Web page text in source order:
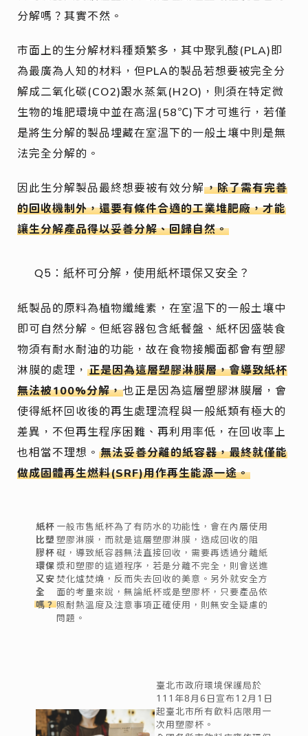
分解嗎？其實不然。
市面上的生分解材料種類繁多，其中聚乳酸(PLA)即
為最廣為人知的材料，但PLA的製品若想要被完全分
解成二氧化碳(CO2)跟水蒸氣(H2O)，則須在特定微
生物的堆肥環境中並在高溫(58℃)下才可進行，若僅
是將生分解的製品埋藏在室溫下的一般土壤中則是無
法完全分解的。
因此生分解製品最終想要被有效分解，除了需有完善
的回收機制外，還要有條件合適的工業堆肥廠，才能
讓生分解產品得以妥善分解、回歸自然。
Q5：紙杯可分解，使用紙杯環保又安全？
紙製品的原料為植物纖維素，在室溫下的一般土壤中
即可自然分解。但紙容器包含紙餐盤、紙杯因盛裝食
物須有耐水耐油的功能，故在食物接觸面都會有塑膠
淋膜的處理，正是因為這層塑膠淋膜層，會導致紙杯
無法被100%分解，也正是因為這層塑膠淋膜層，會
使得紙杯回收後的再生處理流程與一般紙類有極大的
差異，不但再生程序困難、再利用率低，在回收率上
也相當不理想。無法妥善分離的紙容器，最終就僅能
做成固體再生燃料(SRF)用作再生能源一途。
紙杯
比塑
膠杯
環保
又安
全
嗎？
一般市售紙杯為了有防水的功能性，會在內層使用
塑膠淋膜，而就是這層塑膠淋膜，造成回收的阻
礙，導致紙容器無法直接回收，需要再透過分離紙
漿和塑膠的這道程序，若是分離不完全，則會送進
焚化爐焚燒，反而失去回收的美意。另外就安全方
面的考量來說，無論紙杯或是塑膠杯，只要產品依
照耐熱溫度及注意事項正確使用，則無安全疑慮的
問題。
臺北市政府環境保護局於
111年8月6日宣布12月1日
起臺北市所有飲料店限用一
次用塑膠杯。